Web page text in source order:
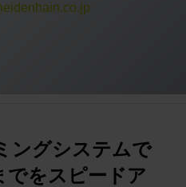
ングシステムで
でをスピードア